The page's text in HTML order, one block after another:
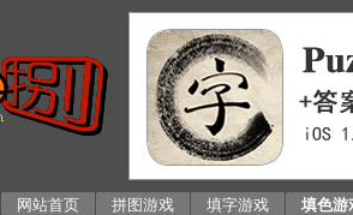
网站首页 拼图游戏 填字游戏 填色游